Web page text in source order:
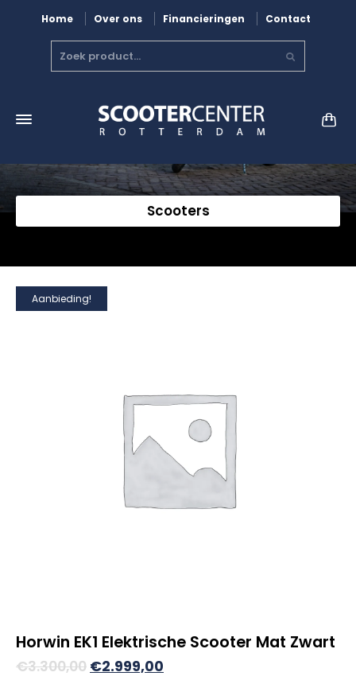
Home Over ons Financieringen Contact
Scooters
Aanbieding!
Horwin EK1 Elektrische Scooter Mat Zwart
€3.300,00 Oorspronkelijke
€2.999,00